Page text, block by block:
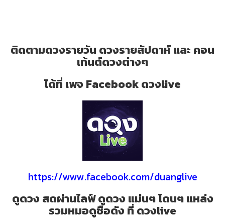
ติดตามดวงรายวัน ดวงรายสัปดาห์ และ คอน
เท้นต์ดวงต่างๆ
ได้ที่ เพจ Facebook ดวงlive
https://www.facebook.com/duanglive
ดูดวง สดผ่านไลฟ์ ดูดวง แม่นๆ โดนๆ แหล่ง
รวมหมอดูชื่อดัง ที่ ดวงlive